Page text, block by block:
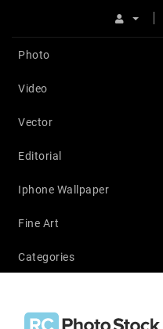
Photo
Video
Vector
Editorial
Iphone Wallpaper
Fine Art
Categories